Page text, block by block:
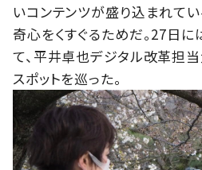
いコンテンツが盛り込まれて
奇心をくすぐるためだ。27日に
て、平井卓也デジタル改革担
スポットを巡った。